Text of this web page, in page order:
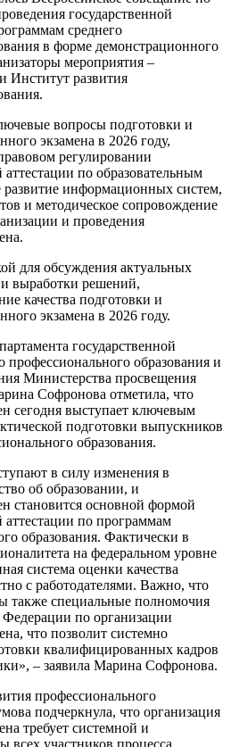
государственной
среднего
в форме демонстрационного
мероприятия –
Институт развития
вопросы подготовки и
экзамена в 2026 году,
регулировании
аттестации по образовательным
информационных систем,
и методическое сопровождение
и проведения
для обсуждения актуальных
выработки решений,
качества подготовки и
экзамена в 2026 году.
государственной
профессионального образования и
Министерства просвещения
Софронова отметила, что
сегодня выступает ключевым
подготовки выпускников
образования.
в силу изменения в
об образовании, и
становится основной формой
аттестации по программам
образования. Фактически в
на федеральном уровне
система оценки качества
с работодателями. Важно, что
также специальные полномочия
Федерации по организации
что позволит системно
квалифицированных кадров
– заявила Марина Софронова.
профессионального
подчеркнула, что организация
требует системной и
всех участников процесса.